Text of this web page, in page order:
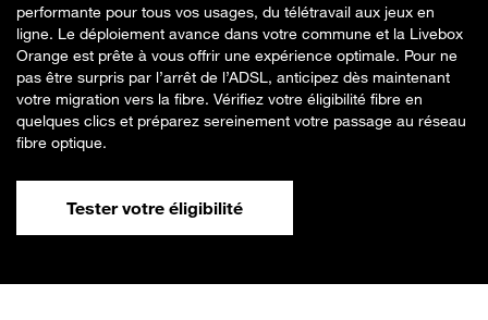
performante pour tous vos usages, du télétravail aux jeux en
ligne. Le déploiement avance dans votre commune et la Livebox
Orange est prête à vous offrir une expérience optimale. Pour ne
pas être surpris par l’arrêt de l’ADSL, anticipez dès maintenant
votre migration vers la fibre. Vérifiez votre éligibilité fibre en
quelques clics et préparez sereinement votre passage au réseau
fibre optique.
Tester votre éligibilité